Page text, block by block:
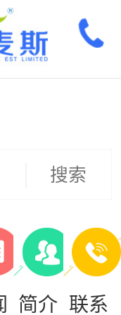
搜索
简介 联系